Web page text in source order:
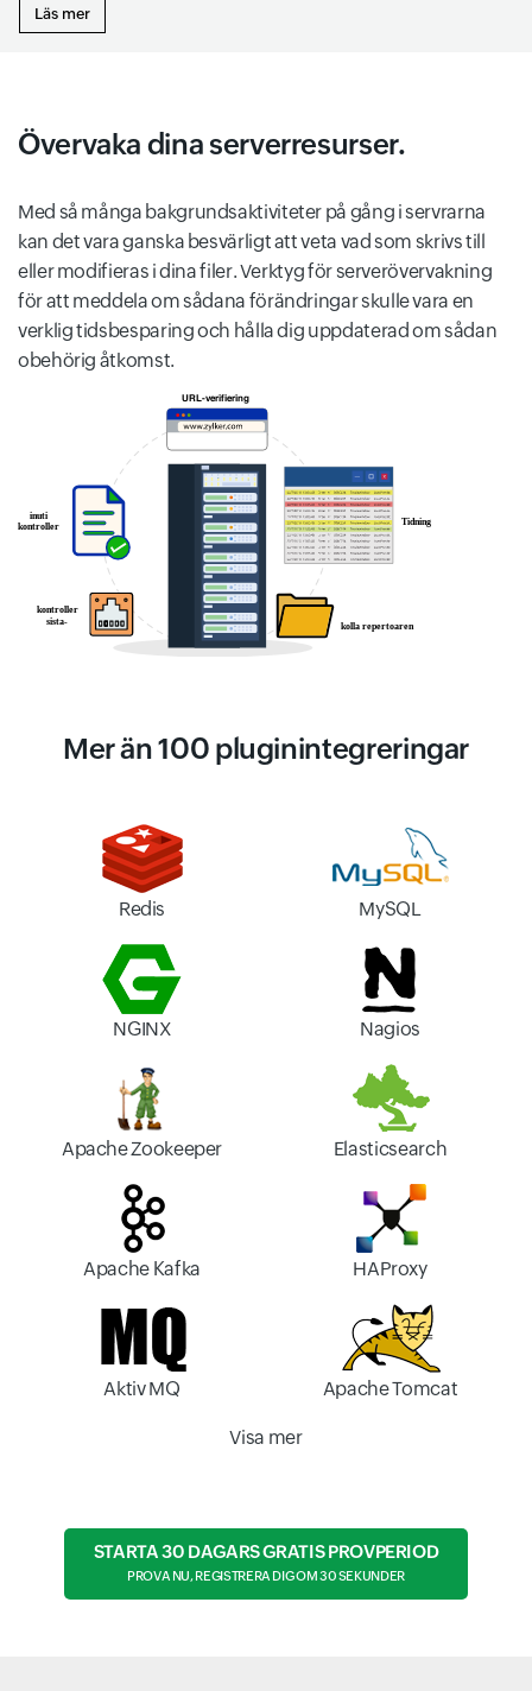
Läs mer
Övervaka dina serverresurser.
Med så många bakgrundsaktiviteter på gång i servrarna
kan det vara ganska besvärligt att veta vad som skrivs till
eller modifieras i dina filer. Verktyg för serverövervakning
för att meddela om sådana förändringar skulle vara en
verklig tidsbesparing och hålla dig uppdaterad om sådan
obehörig åtkomst.
Mer än 100 pluginintegreringar
Redis MySQL
NGINX Nagios
Apache Zookeeper Elasticsearch
Apache Kafka HAProxy
Aktiv MQ Apache Tomcat
Visa mer
STARTA 30 DAGARS GRATIS PROVPERIOD
PROVA NU, REGISTRERA DIG OM 30 SEKUNDER